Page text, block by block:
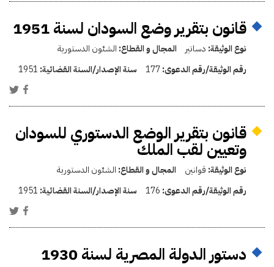
قانون بتقرير وضع السودان لسنة 1951
نوع الوثيقة: دساتير المجال و القطاع: الشئون الدستورية
رقم الوثيقة/رقم الدعوى:177 سنة الإصدار/السنة القضائية: 1951
قانون بتقرير الوضع الدستوري للسودان
وتعيين لقب الملك
نوع الوثيقة: قوانين المجال و القطاع: الشئون الدستورية
رقم الوثيقة/رقم الدعوى: 176 سنة الإصدار/السنة القضائية: 1951
دستور الدولة المصرية لسنة 1930